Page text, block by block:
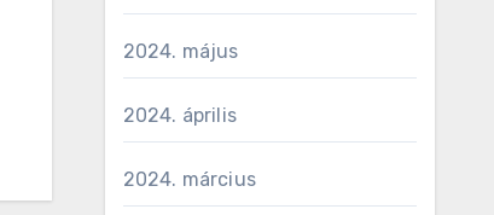
2024. május
2024. április
2024. március